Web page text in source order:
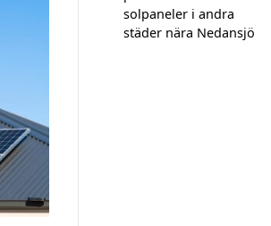
solpaneler i andra
städer nära Nedansjö